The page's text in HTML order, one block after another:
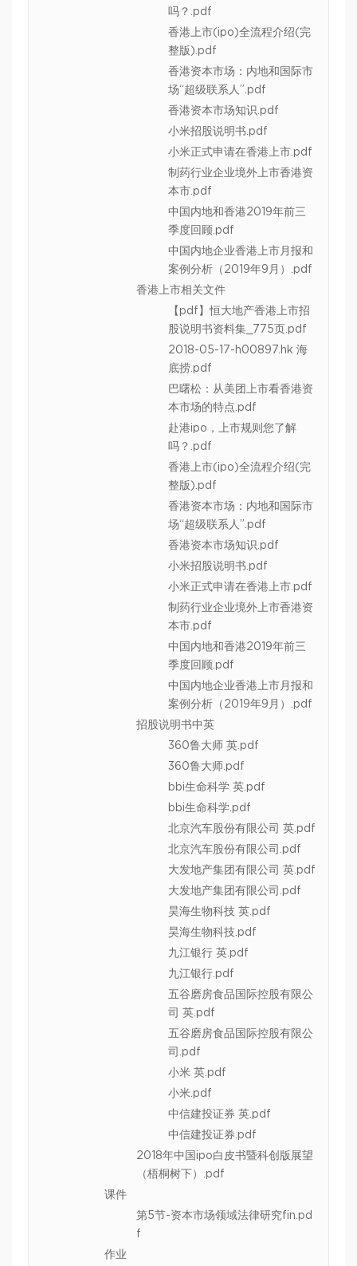
吗？.pdf
香港上市(ipo)全流程介绍(完
整版).pdf
香港资本市场：内地和国际市
场“超级联系人”.pdf
香港资本市场知识.pdf
小米招股说明书.pdf
小米正式申请在香港上市.pdf
制药行业企业境外上市香港资
本市.pdf
中国内地和香港2019年前三
季度回顾.pdf
中国内地企业香港上市月报和
案例分析（2019年9月）.pdf
香港上市相关文件
【pdf】恒大地产香港上市招
股说明书资料集_775页.pdf
2018-05-17-h00897.hk 海
底捞.pdf
巴曙松：从美团上市看香港资
本市场的特点.pdf
赴港ipo，上市规则您了解
吗？.pdf
香港上市(ipo)全流程介绍(完
整版).pdf
香港资本市场：内地和国际市
场“超级联系人”.pdf
香港资本市场知识.pdf
小米招股说明书.pdf
小米正式申请在香港上市.pdf
制药行业企业境外上市香港资
本市.pdf
中国内地和香港2019年前三
季度回顾.pdf
中国内地企业香港上市月报和
案例分析（2019年9月）.pdf
招股说明书中英
360鲁大师 英.pdf
360鲁大师.pdf
bbi生命科学 英.pdf
bbi生命科学.pdf
北京汽车股份有限公司 英.pdf
北京汽车股份有限公司.pdf
大发地产集团有限公司 英.pdf
大发地产集团有限公司.pdf
昊海生物科技 英.pdf
昊海生物科技.pdf
九江银行 英.pdf
九江银行.pdf
五谷磨房食品国际控股有限公
司 英.pdf
五谷磨房食品国际控股有限公
司.pdf
小米 英.pdf
小米.pdf
中信建投证券 英.pdf
中信建投证券.pdf
2018年中国ipo白皮书暨科创版展望
（梧桐树下）.pdf
课件
第5节-资本市场领域法律研究fin.pd
f
作业